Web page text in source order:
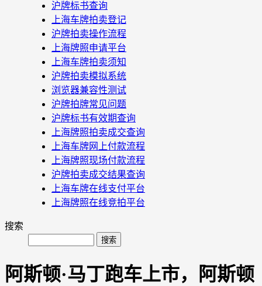
沪牌标书查询
上海车牌拍卖登记
沪牌拍卖操作流程
上海牌照申请平台
上海车牌拍卖须知
沪牌拍卖模拟系统
浏览器兼容性测试
沪牌拍牌常见问题
沪牌标书有效期查询
上海牌照拍卖成交查询
上海车牌网上付款流程
上海牌照现场付款流程
沪牌拍卖成交结果查询
上海车牌在线支付平台
上海牌照在线竞拍平台
搜索
阿斯顿·马丁跑车上市，阿斯顿